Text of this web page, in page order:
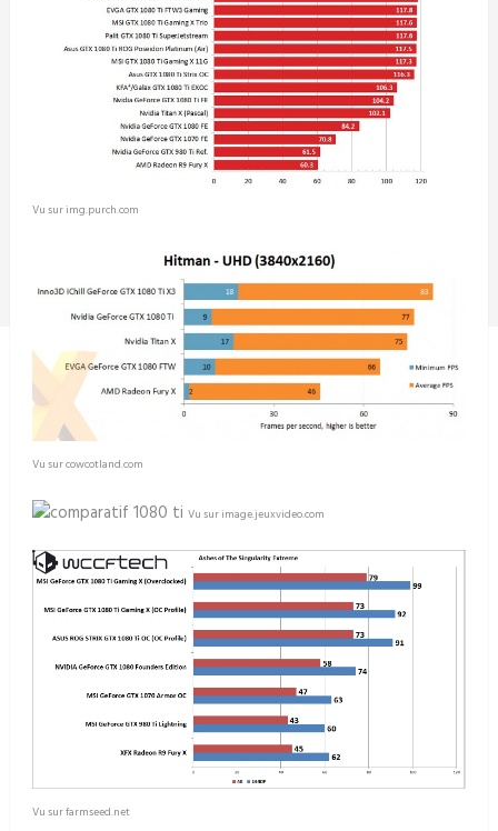
Vu sur img.purch.com
Vu sur cowcotland.com
Vu sur image.jeuxvideo.com
Vu sur farmseed.net